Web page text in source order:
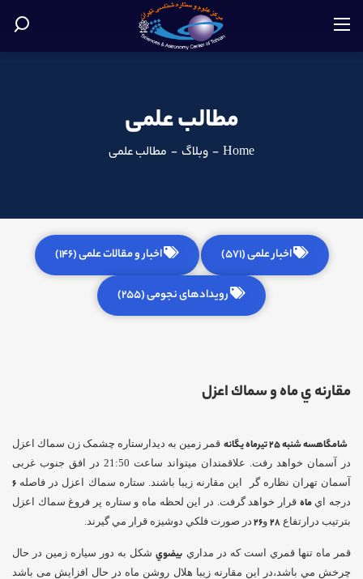
مطالب علمی
Home
- وبلاگ - مطالب علمی
اخبار علمی (571) اخبار و مقالات علمی (146)
رویدادهای نجومی (255)
مقارنه ي ماه و سماك اعزل
شامگاهسهشنبه 25 تیرماه یگانه
قمر زمین به ديدارستاره چشمک زن سماك اعزل
در آسمان خواهد رفت. علاقمندان میتواند ساعت 21:50 در افق جنوب غربی
آسمان تهران نظاره گر این مقارنه زیبا باشند. ستاره سماك اعزل در فاصله 6
درجه ايماه قرار خواهد گرفت. در اين لحظه ماه و ستاره پر فروغ سماك اعزل
بترتيب درارتفاع 28 و26 در صورت فلكي دوشيزه قرار مي گيرند.
قمر ماه تنها قمري است كه در مداري بيضويشكل به دور سياره زمين در حال
چرخش مي باشد،در این مقارنه زیبا هلال روشن ماه در حال افزایش می باشد